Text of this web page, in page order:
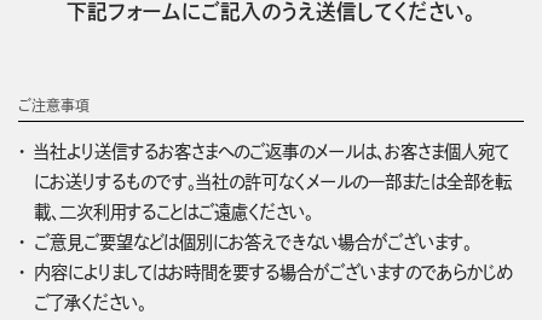
下記フォームにご記入のうえ送信してください。
ご注意事項
当社より送信するお客さまへのご返事のメールは、お客さま個人宛て
にお送りするものです。当社の許可なくメールの一部または全部を転
載、二次利用することはご遠慮ください。
ご意見ご要望などは個別にお答えできない場合がございます。
内容によりましてはお時間を要する場合がございますのであらかじめ
ご了承ください。